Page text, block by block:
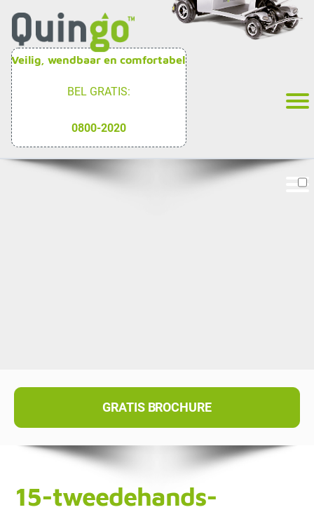
Veilig, wendbaar en comfortabel
BEL GRATIS:
0800-2020
GRATIS BROCHURE
15-tweedehands-